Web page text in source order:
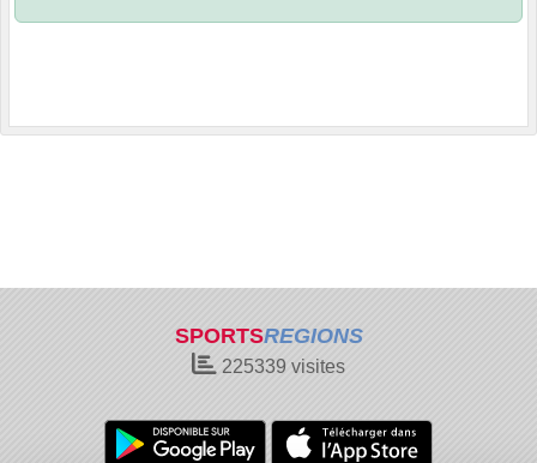
SPORTSREGIONS
225339 visites